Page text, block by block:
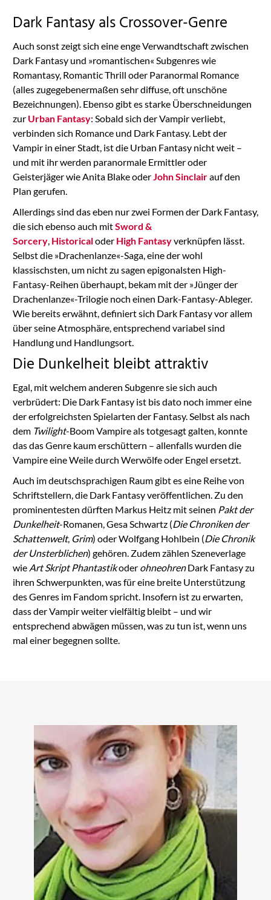
Dark Fantasy als Crossover-Genre
Auch sonst zeigt sich eine enge Verwandtschaft zwischen
Dark Fantasy und »romantischen« Subgenres wie
Romantasy, Romantic Thrill oder Paranormal Romance
(alles zugegebenermaßen sehr diffuse, oft unschöne
Bezeichnungen). Ebenso gibt es starke Überschneidungen
zur Urban Fantasy: Sobald sich der Vampir verliebt,
verbinden sich Romance und Dark Fantasy. Lebt der
Vampir in einer Stadt, ist die Urban Fantasy nicht weit –
und mit ihr werden paranormale Ermittler oder
Geisterjäger wie Anita Blake oder John Sinclairauf den
Plan gerufen.
Allerdings sind das eben nur zwei Formen der Dark Fantasy,
die sich ebenso auch mitSword &
Sorcery, Historicaloder High Fantasyverknüpfen lässt.
Selbst die »Drachenlanze«-Saga, eine der wohl
klassischsten, um nicht zu sagen epigonalsten High-
Fantasy-Reihen überhaupt, bekam mit der »Jünger der
Drachenlanze«-Trilogie noch einen Dark-Fantasy-Ableger.
Wie bereits erwähnt, definiert sich Dark Fantasy vor allem
über seine Atmosphäre, entsprechend variabel sind
Handlung und Handlungsort.
Die Dunkelheit bleibt attraktiv
Egal, mit welchem anderen Subgenre sie sich auch
verbrüdert: Die Dark Fantasy ist bis dato noch immer eine
der erfolgreichsten Spielarten der Fantasy. Selbst als nach
dem Twilight-Boom Vampire als totgesagt galten, konnte
das das Genre kaum erschüttern – allenfalls wurden die
Vampire eine Weile durch Werwölfe oder Engel ersetzt.
Auch im deutschsprachigen Raum gibt es eine Reihe von
Schriftstellern, die Dark Fantasy veröffentlichen. Zu den
prominentesten dürften Markus Heitz mit seinen Pakt der
Dunkelheit-Romanen, Gesa Schwartz (Die Chroniken der
Schattenwelt, Grim) oder Wolfgang Hohlbein (Die Chronik
der Unsterblichen) gehören. Zudem zählen Szeneverlage
wie Art Skript Phantastikoder ohneohrenDark Fantasy zu
ihren Schwerpunkten, was für eine breite Unterstützung
des Genres im Fandom spricht. Insofern ist zu erwarten,
dass der Vampir weiter vielfältig bleibt – und wir
entsprechend abwägen müssen, was zu tun ist, wenn uns
mal einer begegnen sollte.